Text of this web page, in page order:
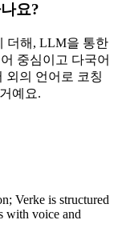
요?
더해, LLM을 통한
중심이고 다국어
외의 언어로 코칭
예요.
Verke is structured
with voice and